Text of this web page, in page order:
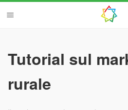
Tutorial sul
rurale